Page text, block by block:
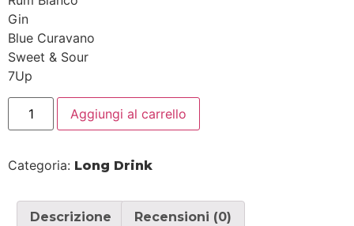
Gin
Blue Curavano
Sweet & Sour
7Up
Aggiungi al carrello
Categoria: Long Drink
Descrizione Recensioni (0)